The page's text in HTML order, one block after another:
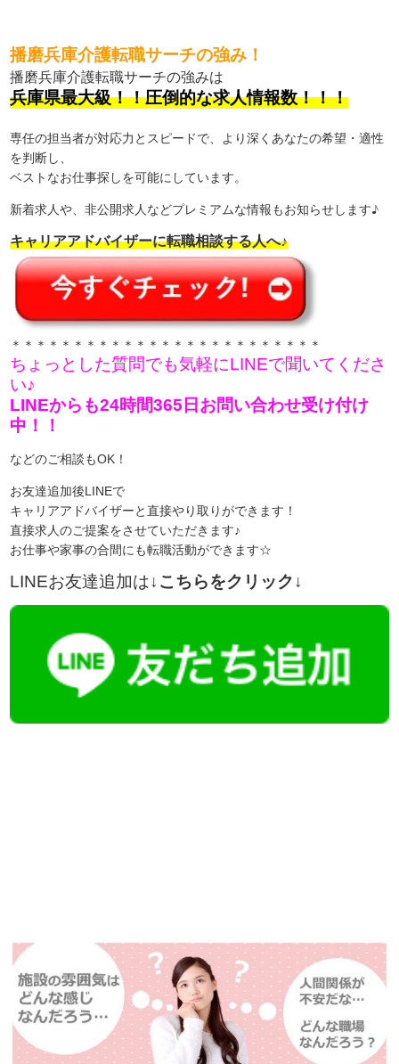
播磨兵庫介護転職サーチの強み！
播磨兵庫介護転職サーチの強みは
兵庫県最大級！！圧倒的な求人情報数！！！
専任の担当者が対応力とスピードで、より深くあなたの希望・適性
を判断し、
ベストなお仕事探しを可能にしています。
新着求人や、非公開求人などプレミアムな情報もお知らせします♪
キャリアアドバイザーに転職相談する人へ♪
＊＊＊＊＊＊＊＊＊＊＊＊＊＊＊＊＊＊＊＊＊＊＊＊＊
ちょっとした質問でも気軽にLINEで聞いてくださ
い♪
LINEからも24時間365日お問い合わせ受け付け
中！！
などのご相談もOK！
お友達追加後LINEで
キャリアアドバイザーと直接やり取りができます！
直接求人のご提案をさせていただきます♪
お仕事や家事の合間にも転職活動ができます☆
LINEお友達追加は↓こちらをクリック↓